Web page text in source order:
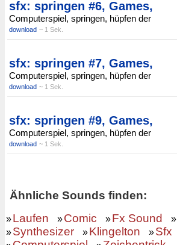
sfx: springen #6, Games,
Computerspiel, springen, hüpfen der
download ~ 1 Sek.
sfx: springen #7, Games,
Computerspiel, springen, hüpfen der
download ~ 1 Sek.
sfx: springen #9, Games,
Computerspiel, springen, hüpfen der
download ~ 1 Sek.
Ähnliche Sounds finden:
»Laufen »Comic »Fx Sound »
»Synthesizer »Klingelton »Sfx